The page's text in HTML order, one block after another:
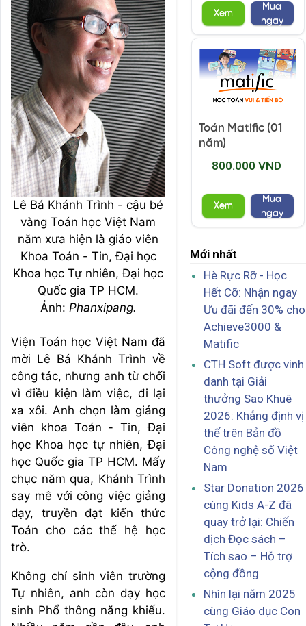
Lê Bá Khánh Trình - cậu bé
vàng Toán học Việt Nam
năm xưa hiện là giáo viên
Khoa Toán - Tin, Đại học
Khoa học Tự nhiên, Đại học
Quốc gia TP HCM.
Ảnh: Phanxipang.
Viện Toán học Việt Nam đã
mời Lê Bá Khánh Trình về
công tác, nhưng anh từ chối
vì điều kiện làm việc, đi lại
xa xôi. Anh chọn làm giảng
viên khoa Toán - Tin, Đại
học Khoa học tự nhiên, Đại
học Quốc gia TP HCM. Mấy
chục năm qua, Khánh Trình
say mê với công việc giảng
dạy, truyền đạt kiến thức
Toán cho các thế hệ học
trò.
Không chỉ sinh viên trường
Tự nhiên, anh còn dạy học
sinh Phổ thông năng khiếu.
Xem
Mua
ngay
Toán Matific (01
năm)
800.000 VND
Xem
Mua
ngay
Mới nhất
Hè Rực Rỡ - Học
Hết Cỡ: Nhận ngay
Ưu đãi đến 30% cho
Achieve3000 &
Matific
CTH Soft được vinh
danh tại Giải
thưởng Sao Khuê
2026: Khẳng định vị
thế trên Bản đồ
Công nghệ số Việt
Nam
Star Donation 2026
cùng Kids A-Z đã
quay trở lại: Chiến
dịch Đọc sách –
Tích sao – Hỗ trợ
cộng đồng
Nhìn lại năm 2025
cùng Giáo dục Con